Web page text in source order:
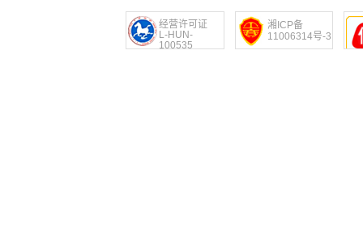
经营许可证
L-HUN-
100535
湘ICP备
11006314号-3